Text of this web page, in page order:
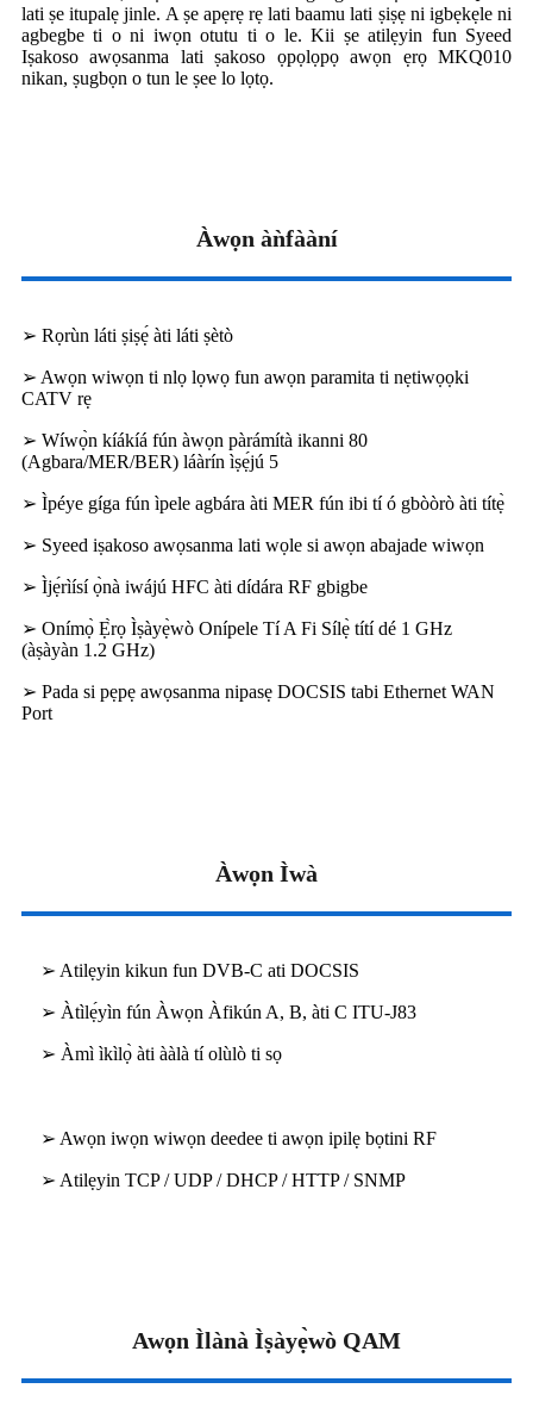
lati ṣe itupalẹ jinle. A ṣe apẹrẹ rẹ lati baamu lati ṣiṣẹ ni igbẹkẹle ni
agbegbe ti o ni iwọn otutu ti o le. Kii ṣe atilẹyin fun Syeed
Iṣakoso awọsanma lati ṣakoso ọpọlọpọ awọn ẹrọ MKQ010
nikan, ṣugbọn o tun le ṣee lo lọtọ.
Àwọn àǹfààní
➢ Rọrùn láti ṣiṣẹ́ àti láti ṣètò
➢ Awọn wiwọn ti nlọ lọwọ fun awọn paramita ti nẹtiwọọki
CATV rẹ
➢ Wíwọ̀n kíákíá fún àwọn pàrámítà ikanni 80
(Agbara/MER/BER) láàrín ìṣẹ́jú 5
➢ Ìpéye gíga fún ìpele agbára àti MER fún ibi tí ó gbòòrò àti títẹ̀
➢ Syeed iṣakoso awọsanma lati wọle si awọn abajade wiwọn
➢ Ìjẹ́rìísí ọ̀nà iwájú HFC àti dídára RF gbigbe
➢ Onímọ̀ Ẹ̀rọ Ìṣàyẹ̀wò Onípele Tí A Fi Sílẹ̀ títí dé 1 GHz
(àṣàyàn 1.2 GHz)
➢ Pada si pẹpẹ awọsanma nipasẹ DOCSIS tabi Ethernet WAN
Port
Àwọn Ìwà
➢ Atilẹyin kikun fun DVB-C ati DOCSIS
➢ Àtìlẹ́yìn fún Àwọn Àfikún A, B, àti C ITU-J83
➢ Àmì ìkìlọ̀ àti ààlà tí olùlò ti sọ
➢ Awọn iwọn wiwọn deedee ti awọn ipilẹ bọtini RF
➢ Atilẹyin TCP / UDP / DHCP / HTTP / SNMP
Awọn Ìlànà Ìṣàyẹ̀wò QAM